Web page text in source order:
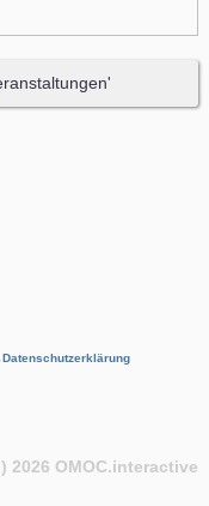
Datenschutzerklärung
2026 OMOC.interactive